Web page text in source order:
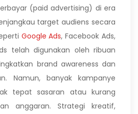
(paid advertising) di era
target audiens secara
Google Ads, Facebook Ads,
telah digunakan oleh ribuan
brand awareness dan
Namun, banyak kampanye
tepat sasaran atau kurang
anggaran. Strategi kreatif,